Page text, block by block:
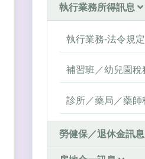
執行業務所得訊息
執行業務-法令規定
補習班／幼兒園稅
診所／藥局／藥師
勞健保／退休金訊息